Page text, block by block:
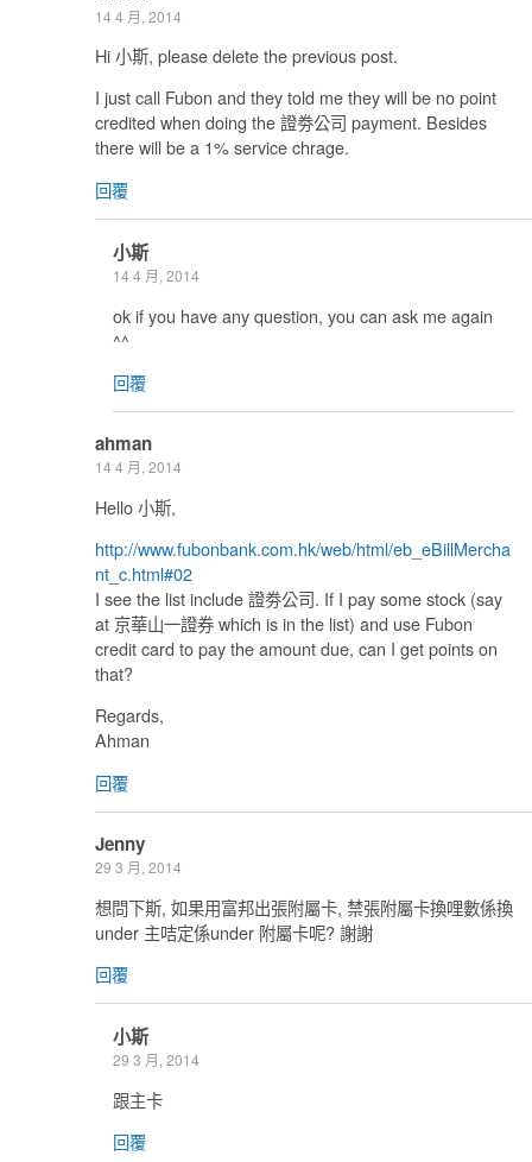
14 4 月, 2014
Hi 小斯, please delete the previous post.
I just call Fubon and they told me they will be no point
credited when doing the 證劵公司 payment. Besides
there will be a 1% service chrage.
回覆
小斯
14 4 月, 2014
ok if you have any question, you can ask me again
^^
回覆
ahman
14 4 月, 2014
Hello 小斯,
http://www.fubonbank.com.hk/web/html/eb_eBillMercha
nt_c.html#02
I see the list include 證劵公司. If I pay some stock (say
at 京華山一證券 which is in the list) and use Fubon
credit card to pay the amount due, can I get points on
that?
Regards,
Ahman
回覆
Jenny
29 3 月, 2014
想問下斯, 如果用富邦出張附屬卡, 禁張附屬卡換哩數係換
under 主咭定係under 附屬卡呢? 謝謝
回覆
小斯
29 3 月, 2014
跟主卡
回覆